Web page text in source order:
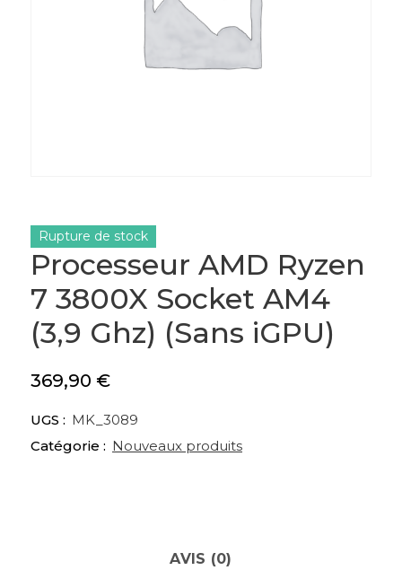
Processeur AMD Ryzen
7 3800X Socket AM4
(3,9 Ghz) (Sans iGPU)
369,90 €
Rupture de stock
UGS : MK_3089
Catégorie : Nouveaux produits
AVIS (0)